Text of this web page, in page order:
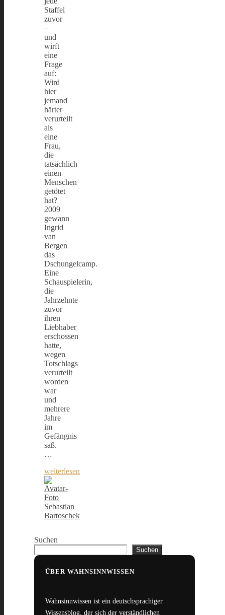
Staffel
zuvor
–
und
wirft
eine
Frage
auf:
Wird
hier
jemand
härter
verurteilt
als
eine
Frau,
die
tatsächlich
einen
Menschen
getötet
hat?
2009
gewann
Ingrid
van
Bergen
das
Dschungelcamp.
Eine
Schauspielerin,
die
Jahrzehnte
zuvor
ihren
Liebhaber
erschossen
hatte,
wegen
Totschlags
verurteilt
worden
war
und
mehrere
Jahre
im
Gefängnis
saß.
…
weiterlesen
Sebastian
Bartoschek
Suchen
Suchen
ÜBER WAHNSINNWISSEN
Wahnsinnwissen ist ein deutschsprachiger
Wissensblog, der sich der verständlichen